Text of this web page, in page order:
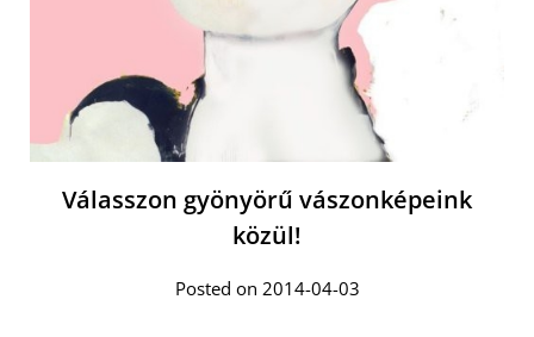
Válasszon gyönyörű vászonképeink
közül!
Posted on 2014-04-03